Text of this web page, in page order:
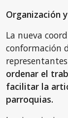
Organización
La nueva
conformación
ordenar el
facilitar la
parroquias.